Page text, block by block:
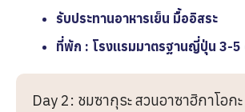
รับประทานอาหารเย็น มื้ออิสระ
ที่พัก : โรงเเรมมาตรฐานญี่ปุ่น 3-5
Day 2: ชมซากุระ สวนอาซาฮิกาโอกะ